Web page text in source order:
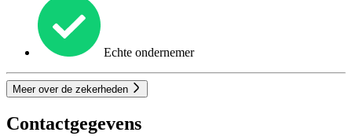
Echte ondernemer
Meer over de zekerheden
Contactgegevens